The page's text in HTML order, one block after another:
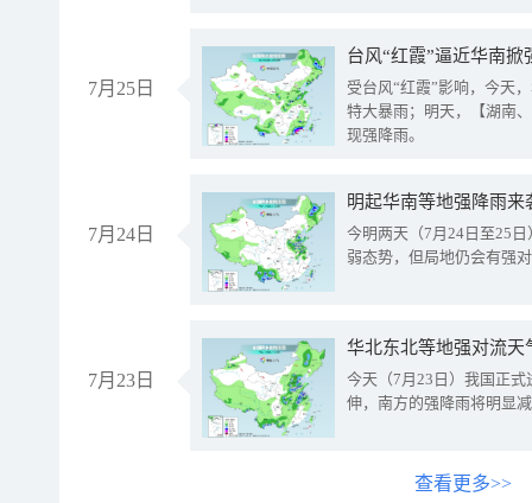
7月25日
台风“红霞”逼近华南
受台风“红霞”影响，今天
特大暴雨；明天，【湖南
现强降雨。
7月24日
明起华南等地强降雨
今明两天（7月24日至25
弱态势，但局地仍会有强
7月23日
华北东北等地强对流天
今天（7月23日）我国正
伸，南方的强降雨将明显
查看更多>>